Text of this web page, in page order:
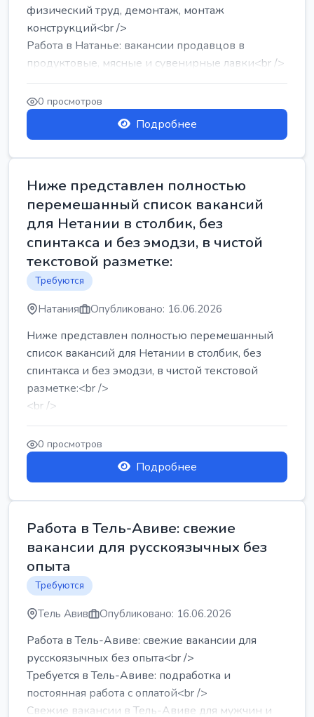
физический труд, демонтаж, монтаж
конструкций<br />
Работа в Натанье: вакансии продавцов в
продуктовые, мясные и сувенирные лавки<br />
Разнорабочий на сборку м...
0 просмотров
Подробнее
Ниже представлен полностью
перемешанный список вакансий
для Нетании в столбик, без
спинтакса и без эмодзи, в чистой
текстовой разметке:
Требуются
Натания Опубликовано: 16.06.2026
Ниже представлен полностью перемешанный
список вакансий для Нетании в столбик, без
спинтакса и без эмодзи, в чистой текстовой
разметке:<br />
<br />
Работа в Нетании на мебельном производстве:
требу...
0 просмотров
Подробнее
Работа в Тель-Авиве: свежие
вакансии для русскоязычных без
опыта
Требуются
Тель Авив Опубликовано: 16.06.2026
Работа в Тель-Авиве: свежие вакансии для
русскоязычных без опыта<br />
Требуется в Тель-Авиве: подработка и
постоянная работа с оплатой<br />
Свежие вакансии в Тель-Авиве для мужчин и